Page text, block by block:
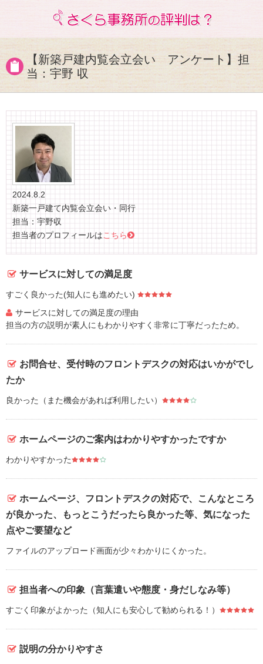
【新築戸建内覧会立会い アンケート】担
当：宇野 収
2024.8.2
新築一戸建て内覧会立会い・同行
担当：宇野収
担当者のプロフィールはこちら
サービスに対しての満足度
すごく良かった(知人にも進めたい)
サービスに対しての満足度の理由
担当の方の説明が素人にもわかりやすく非常に丁寧だったため。
お問合せ、受付時のフロントデスクの対応はいかがでし
たか
良かった（また機会があれば利用したい）
ホームページのご案内はわかりやすかったですか
わかりやすかった
ホームページ、フロントデスクの対応で、こんなところ
が良かった、もっとこうだったら良かった等、気になった
点やご要望など
ファイルのアップロード画面が少々わかりにくかった。
担当者への印象（言葉遣いや態度・身だしなみ等）
すごく印象がよかった（知人にも安心して勧められる！）
説明の分かりやすさ